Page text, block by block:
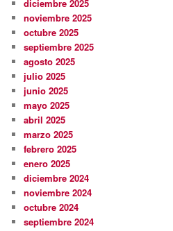
diciembre 2025
noviembre 2025
octubre 2025
septiembre 2025
agosto 2025
julio 2025
junio 2025
mayo 2025
abril 2025
marzo 2025
febrero 2025
enero 2025
diciembre 2024
noviembre 2024
octubre 2024
septiembre 2024